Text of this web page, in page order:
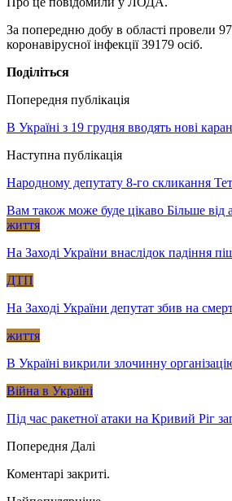
За попередню добу в області провели
коронавірусної інфекції 39179 осіб.
Поділіться
Попередня публікація
В Україні з 19 грудня вводять нові
Наступна публікація
Народному депутату 8-го скликання
Вам також може буде цікаво Більше від
життя
На Заході України внаслідок падіння
ДТП
На Заході України депутат збив на
життя
В Україні викрили злочинну
Війна в Україні
Під час ракетної атаки на Кривий Ріг
Попередня Далі
Коментарі закриті.